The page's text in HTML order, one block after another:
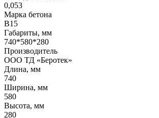
0,053
Марка бетона
В15
Габариты, мм
740*580*280
Производитель
ООО ТД «Беротек»
Длина, мм
740
Ширина, мм
580
Высота, мм
280